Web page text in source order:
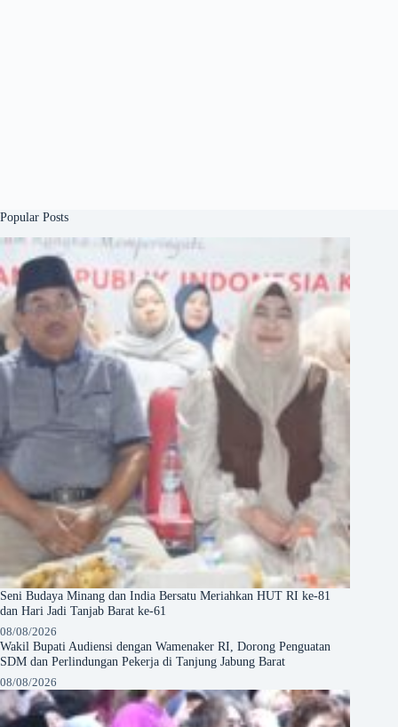
Popular Posts
Seni Budaya Minang dan India Bersatu Meriahkan HUT RI ke-81
dan Hari Jadi Tanjab Barat ke-61
08/08/2026
Wakil Bupati Audiensi dengan Wamenaker RI, Dorong Penguatan
SDM dan Perlindungan Pekerja di Tanjung Jabung Barat
08/08/2026